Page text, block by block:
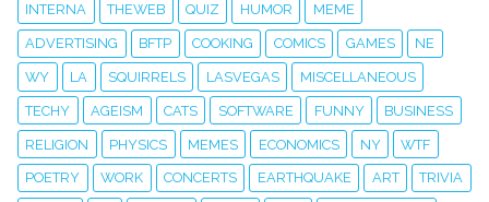
INTERNA THEWEB QUIZ HUMOR MEME
ADVERTISING BFTP COOKING COMICS GAMES NE
WY LA SQUIRRELS LASVEGAS MISCELLANEOUS
TECHY AGEISM CATS SOFTWARE FUNNY BUSINESS
RELIGION PHYSICS MEMES ECONOMICS NY WTF
POETRY WORK CONCERTS EARTHQUAKE ART TRIVIA